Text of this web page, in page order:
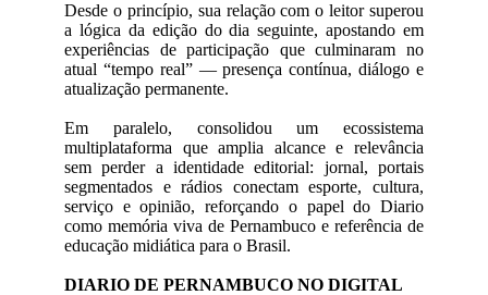
Desde o princípio, sua relação com o leitor superou
a lógica da edição do dia seguinte, apostando em
experiências de participação que culminaram no
atual “tempo real” — presença contínua, diálogo e
atualização permanente.
Em paralelo, consolidou um ecossistema
multiplataforma que amplia alcance e relevância
sem perder a identidade editorial: jornal, portais
segmentados e rádios conectam esporte, cultura,
serviço e opinião, reforçando o papel do Diario
como memória viva de Pernambuco e referência de
educação midiática para o Brasil.
DIARIO DE PERNAMBUCO NO DIGITAL